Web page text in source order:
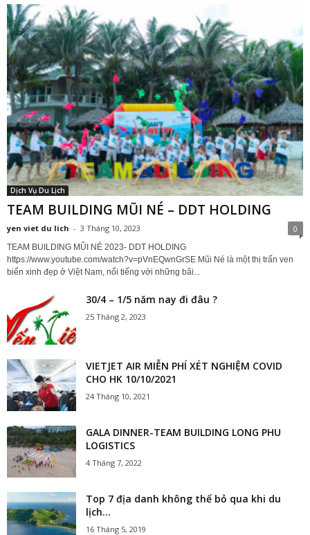
Dịch Vụ Du Lịch
TEAM BUILDING MŨI NÉ – DDT HOLDING
yen viet du lich - 3 Tháng 10, 2023 0
TEAM BUILDING MŨI NÉ 2023- DDT HOLDING
https://www.youtube.com/watch?v=pVnEQwnGrSE Mũi Né là một thị trấn ven
biển xinh đẹp ở Việt Nam, nổi tiếng với những bãi...
30/4 – 1/5 năm nay đi đâu ?
25 Tháng 2, 2023
VIETJET AIR MIỄN PHÍ XÉT NGHIỆM COVID
CHO HK 10/10/2021
24 Tháng 10, 2021
GALA DINNER-TEAM BUILDING LONG PHU
LOGISTICS
4 Tháng 7, 2022
Top 7 địa danh không thể bỏ qua khi du
lịch...
16 Tháng 5, 2019